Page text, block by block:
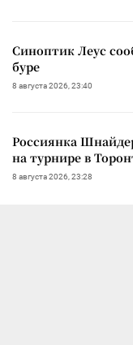
Синоптик Леус
буре
8 августа 2026, 23:40
Россиянка
на турнире в
8 августа 2026, 23:28